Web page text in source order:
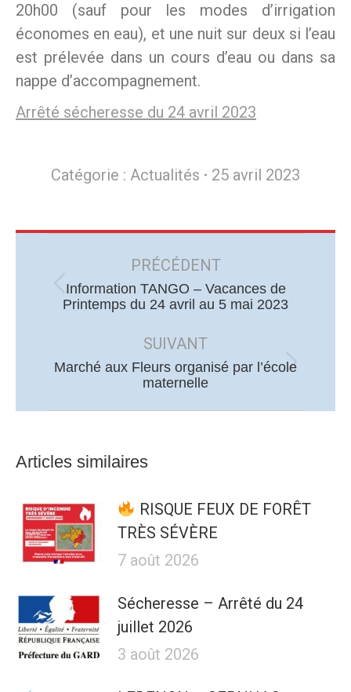
20h00 (sauf pour les modes d’irrigation
économes en eau), et une nuit sur deux si l’eau
est prélevée dans un cours d’eau ou dans sa
nappe d’accompagnement.
Arrêté sécheresse du 24 avril 2023
Catégorie : Actualités 25 avril 2023
PRÉCÉDENT
Article
:
Information TANGO – Vacances de
Printemps du 24 avril au 5 mai 2023
SUIVANT
Article
Marché aux Fleurs organisé par l’école
maternelle
Articles similaires
RISQUE FEUX DE FORÊT
TRÈS SÉVÈRE
7 août 2026
Sécheresse – Arrêté du 24
juillet 2026
3 août 2026